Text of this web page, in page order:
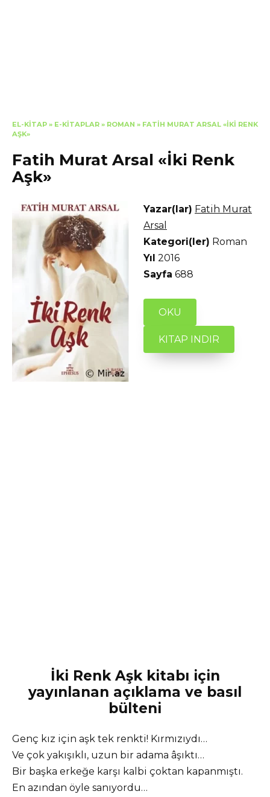
EL-KITAP » E-KITAPLAR » ROMAN » FATIH MURAT ARSAL «İKI RENK
AŞK»
Fatih Murat Arsal «İki Renk
Aşk»
Yazar(lar) Fatih Murat
Arsal
Kategori(ler) Roman
Yıl 2016
Sayfa 688
OKU
KITAP INDIR
İki Renk Aşk kitabı için
yayınlanan açıklama ve basıl
bülteni
Genç kız için aşk tek renkti! Kırmızıydı…
Ve çok yakışıklı, uzun bir adama âşıktı…
Bir başka erkeğe karşı kalbi çoktan kapanmıştı.
En azından öyle sanıyordu…